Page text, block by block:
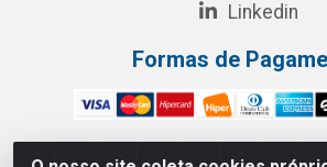
Linkedin
Formas de